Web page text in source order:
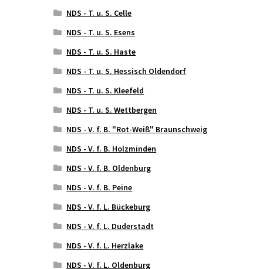
NDS - T. u. S. Celle
NDS - T. u. S. Esens
NDS - T. u. S. Haste
NDS - T. u. S. Hessisch Oldendorf
NDS - T. u. S. Kleefeld
NDS - T. u. S. Wettbergen
NDS - V. f. B. "Rot-Weiß" Braunschweig
NDS - V. f. B. Holzminden
NDS - V. f. B. Oldenburg
NDS - V. f. B. Peine
NDS - V. f. L. Bückeburg
NDS - V. f. L. Duderstadt
NDS - V. f. L. Herzlake
NDS - V. f. L. Oldenburg